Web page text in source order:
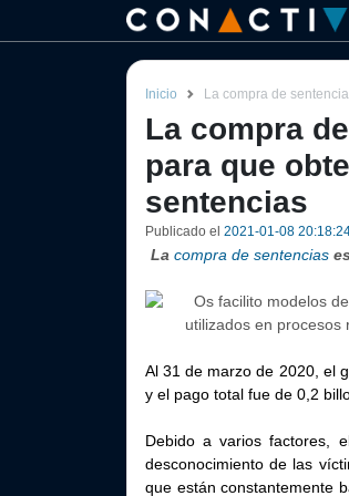
Inicio La compra de
La compra
para que
sentencias
Publicado el 2021-01-08
La compra de sentencias
Al 31 de marzo de 2020, el
y el pago total fue de 0,2
Debido a varios factores,
desconocimiento de las
que están constantemente